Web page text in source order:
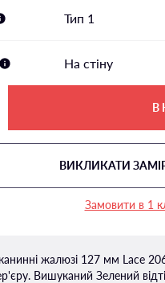
Тип 1
На стіну
В
ВИКЛИКАТИ
Замовити в 1
жалюзі 127 мм Lace
Вишуканий Зелений